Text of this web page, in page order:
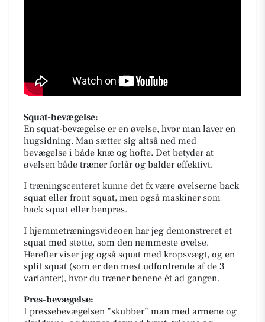
Squat-bevægelse:
En squat-bevægelse er en øvelse, hvor man laver en
hugsidning. Man sætter sig altså ned med
bevægelse i både knæ og hofte. Det betyder at
øvelsen både træner forlår og balder effektivt.
I træningscenteret kunne det fx være øvelserne back
squat eller front squat, men også maskiner som
hack squat eller benpres.
I hjemmetræningsvideoen har jeg demonstreret et
squat med støtte, som den nemmeste øvelse.
Herefter viser jeg også squat med kropsvægt, og en
split squat (som er den mest udfordrende af de 3
varianter), hvor du træner benene ét ad gangen.
Pres-bevægelse:
I pressebevægelsen ”skubber” man med armene og